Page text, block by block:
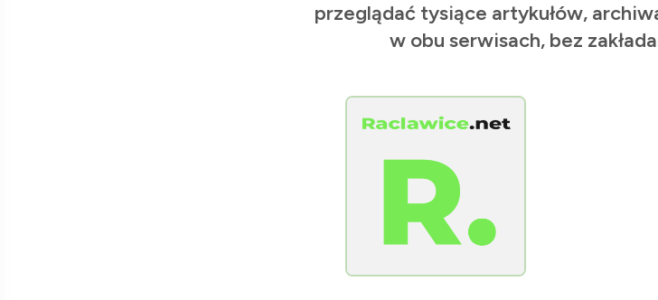
przeglądać tysiące artykułów,
w obu serwisach, bez